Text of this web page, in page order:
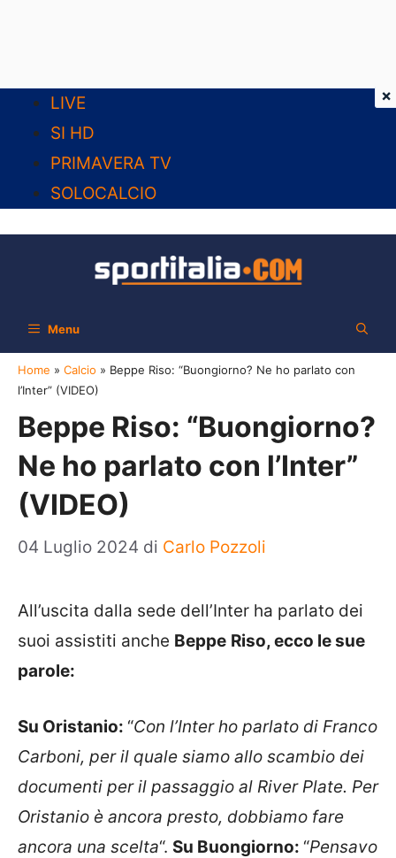
contenuto
LIVE
SI HD
PRIMAVERA TV
SOLOCALCIO
Menu
Home » Calcio » Beppe Riso: “Buongiorno? Ne ho parlato con
l’Inter” (VIDEO)
Beppe Riso: “Buongiorno?
Ne ho parlato con l’Inter”
(VIDEO)
04 Luglio 2024 di Carlo Pozzoli
All’uscita dalla sede dell’Inter ha parlato dei
suoi assistiti anche Beppe Riso, ecco le sue
parole:
Su Oristanio: “Con l’Inter ho parlato di Franco
Carboni, per il quale siamo allo scambio dei
documenti per il passaggio al River Plate. Per
Oristanio è ancora presto, dobbiamo fare
ancora una scelta“. Su Buongiorno: “Pensavo
×